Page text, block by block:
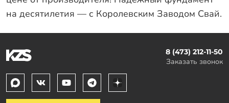
на десятилетия — с Королевским Заводом Свай.
8 (473) 212-11-50
Заказать звонок